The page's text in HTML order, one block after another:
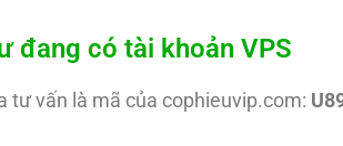
đang có tài khoản VPS
tư vấn là mã của cophieuvip.com: